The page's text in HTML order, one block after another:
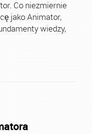
Co niezmiernie
jako Animator,
wiedzy,